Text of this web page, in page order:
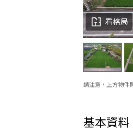
請注意，上方物件
看格局
基本資料